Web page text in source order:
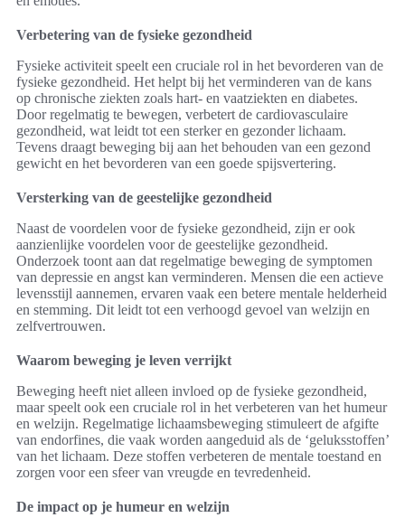
Verbetering van de fysieke gezondheid
Fysieke activiteit speelt een cruciale rol in het bevorderen van de
fysieke gezondheid. Het helpt bij het verminderen van de kans
op chronische ziekten zoals hart- en vaatziekten en diabetes.
Door regelmatig te bewegen, verbetert de cardiovasculaire
gezondheid, wat leidt tot een sterker en gezonder lichaam.
Tevens draagt beweging bij aan het behouden van een gezond
gewicht en het bevorderen van een goede spijsvertering.
Versterking van de geestelijke gezondheid
Naast de voordelen voor de fysieke gezondheid, zijn er ook
aanzienlijke voordelen voor de geestelijke gezondheid.
Onderzoek toont aan dat regelmatige beweging de symptomen
van depressie en angst kan verminderen. Mensen die een actieve
levensstijl aannemen, ervaren vaak een betere mentale helderheid
en stemming. Dit leidt tot een verhoogd gevoel van welzijn en
zelfvertrouwen.
Waarom beweging je leven verrijkt
Beweging heeft niet alleen invloed op de fysieke gezondheid,
maar speelt ook een cruciale rol in het verbeteren van het humeur
en welzijn. Regelmatige lichaamsbeweging stimuleert de afgifte
van endorfines, die vaak worden aangeduid als de ‘geluksstoffen’
van het lichaam. Deze stoffen verbeteren de mentale toestand en
zorgen voor een sfeer van vreugde en tevredenheid.
De impact op je humeur en welzijn